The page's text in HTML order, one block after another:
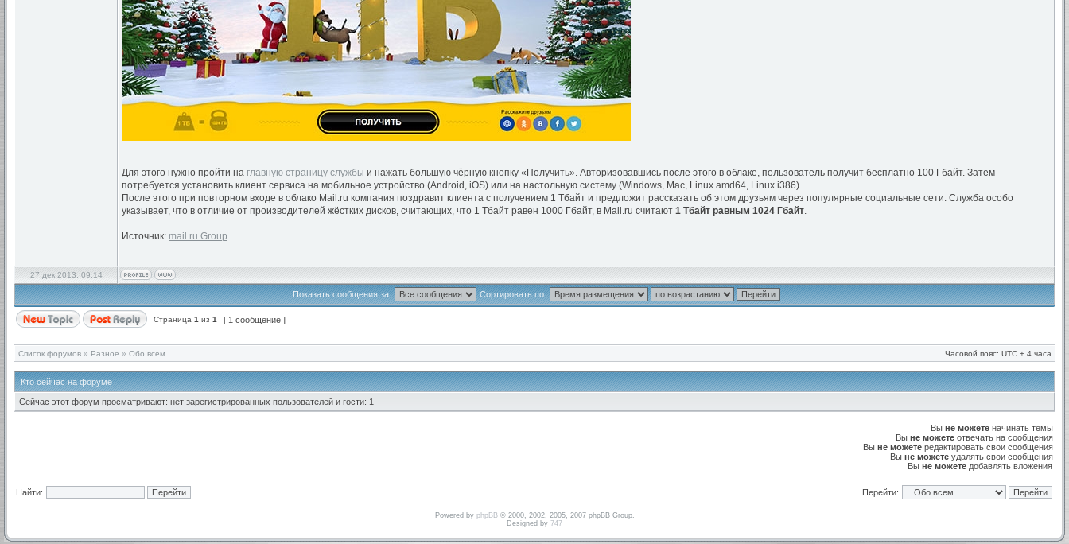
Для этого нужно пройти на главную страницу службы и нажать большую чёрную кнопку «Получить». Авторизовавшись после этого в облаке, пользователь получит бесплатно 100 Гбайт. Затем
потребуется установить клиент сервиса на мобильное устройство (Android, iOS) или на настольную систему (Windows, Mac, Linux amd64, Linux i386).
После этого при повторном входе в облако Mail.ru компания поздравит клиента с получением 1 Тбайт и предложит рассказать об этом друзьям через популярные социальные сети. Служба особо
указывает, что в отличие от производителей жёстких дисков, считающих, что 1 Тбайт равен 1000 Гбайт, в Mail.ru считают 1 Тбайт равным 1024 Гбайт.
Источник: mail.ru Group
27 дек 2013, 09:14
Показать сообщения за: Сортировать по:
Страница 1 из 1 [ 1 сообщение ]
Список форумов » Разное » Обо всем Часовой пояс: UTC + 4 часа
Кто сейчас на форуме
Сейчас этот форум просматривают: нет зарегистрированных пользователей и гости: 1
Вы не можете начинать темы
Вы не можете отвечать на сообщения
Вы не можете редактировать свои сообщения
Вы не можете удалять свои сообщения
Вы не можете добавлять вложения
Найти: Перейти:
Powered by phpBB© 2000, 2002, 2005, 2007 phpBB Group.
Designed by 747